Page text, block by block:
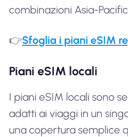
combinazioni Asia-
👉Sfoglia i piani eSIM
Piani eSIM locali
I piani eSIM locali sono
adatti ai viaggi in un
una copertura semplice